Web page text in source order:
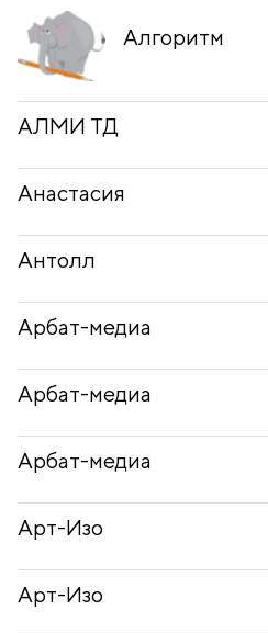
Алгоритм
АЛМИ ТД
Анастасия
Антолл
Арбат-медиа
Арбат-медиа
Арбат-медиа
Арт-Изо
Арт-Изо